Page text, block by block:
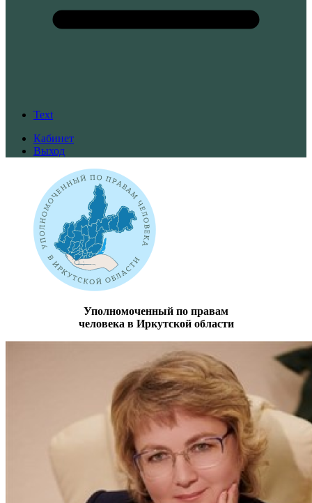
Text
Кабинет
Выход
Уполномоченный по правам
человека в Иркутской области